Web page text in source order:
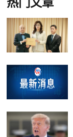
热门文章